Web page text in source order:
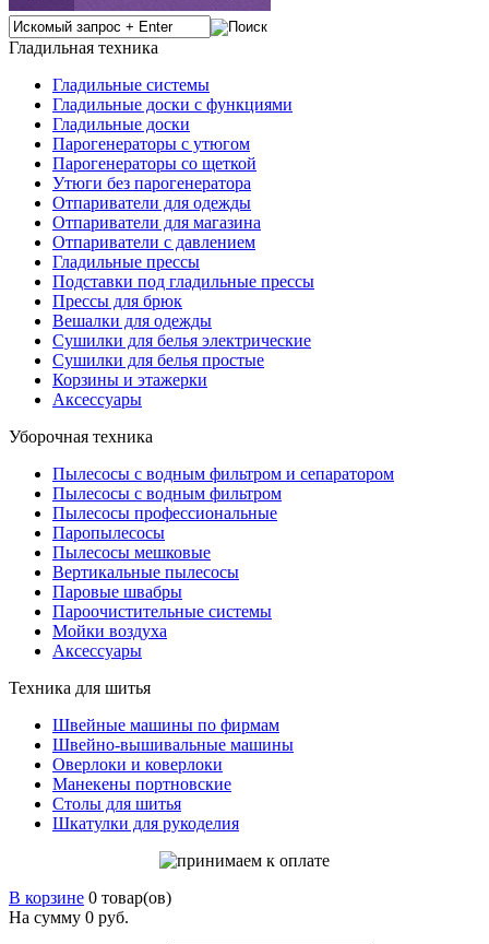
Гладильная техника
Гладильные системы
Гладильные доски с функциями
Гладильные доски
Парогенераторы с утюгом
Парогенераторы со щеткой
Утюги без парогенератора
Отпариватели для одежды
Отпариватели для магазина
Отпариватели с давлением
Гладильные прессы
Подставки под гладильные прессы
Прессы для брюк
Вешалки для одежды
Сушилки для белья электрические
Сушилки для белья простые
Корзины и этажерки
Аксессуары
Уборочная техника
Пылесосы с водным фильтром и сепаратором
Пылесосы с водным фильтром
Пылесосы профессиональные
Паропылесосы
Пылесосы мешковые
Вертикальные пылесосы
Паровые швабры
Пароочистительные системы
Мойки воздуха
Аксессуары
Техника для шитья
Швейные машины по фирмам
Швейно-вышивальные машины
Оверлоки и коверлоки
Манекены портновские
Столы для шитья
Шкатулки для рукоделия
В корзине 0 товар(ов)
На сумму 0 руб.